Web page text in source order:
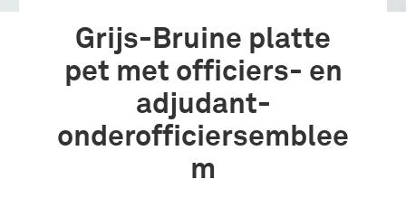
Grijs-Bruine platte
pet met officiers- en
adjudant-
onderofficiersemblee
m